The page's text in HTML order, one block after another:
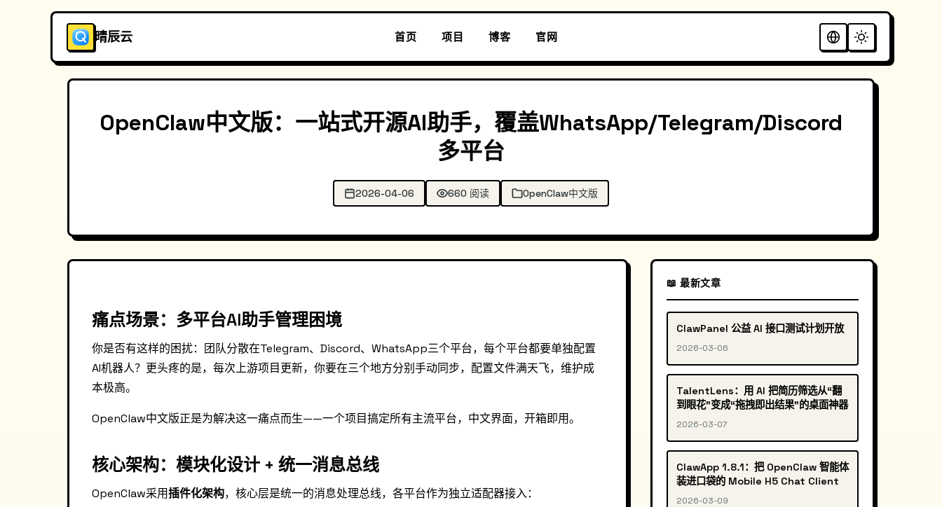
晴辰云 首页 项目 博客 官网
OpenClaw中文版：一站式开源AI助手，覆盖WhatsApp/Telegram/Discord
多平台
2026-04-06 660 阅读 OpenClaw中文版
痛点场景：多平台AI助手管理困境
你是否有这样的困扰：团队分散在Telegram、Discord、WhatsApp三个平台，每个平台都要单独配置
AI机器人？更头疼的是，每次上游项目更新，你要在三个地方分别手动同步，配置文件满天飞，维护成
本极高。
OpenClaw中文版正是为解决这一痛点而生——一个项目搞定所有主流平台，中文界面，开箱即用。
核心架构：模块化设计 + 统一消息总线
OpenClaw采用插件化架构，核心层是统一的消息处理总线，各平台作为独立适配器接入：
📖 最新文章
ClawPanel 公益 AI 接口测试计划开放
2026-03-06
TalentLens：用 AI 把简历筛选从“翻
到眼花”变成“拖拽即出结果”的桌面神器
2026-03-07
ClawApp 1.8.1：把 OpenClaw 智能体
装进口袋的 Mobile H5 Chat Client
2026-03-09